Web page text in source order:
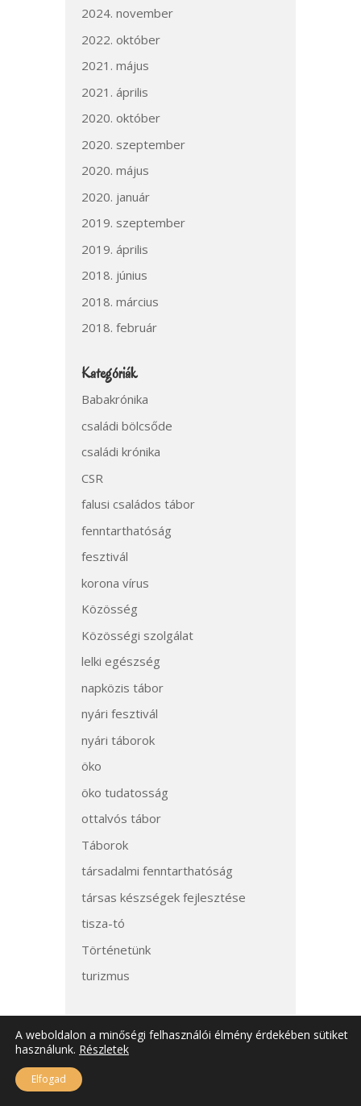
2024. november
2022. október
2021. május
2021. április
2020. október
2020. szeptember
2020. május
2020. január
2019. szeptember
2019. április
2018. június
2018. március
2018. február
Kategóriák
Babakrónika
családi bölcsőde
családi krónika
CSR
falusi családos tábor
fenntarthatóság
fesztivál
korona vírus
Közösség
Közösségi szolgálat
lelki egészség
napközis tábor
nyári fesztivál
nyári táborok
öko
öko tudatosság
ottalvós tábor
Táborok
társadalmi fenntarthatóság
társas készségek fejlesztése
tisza-tó
Történetünk
turizmus
A weboldalon a minőségi felhasználói élmény érdekében sütiket
használunk. Részletek
Elfogad